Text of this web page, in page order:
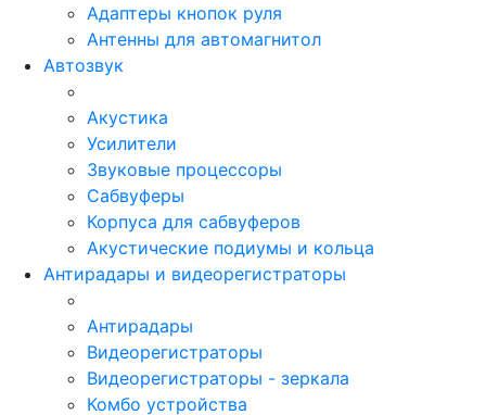
Адаптеры кнопок руля
Антенны для автомагнитол
Автозвук
Акустика
Усилители
Звуковые процессоры
Сабвуферы
Корпуса для сабвуферов
Акустические подиумы и кольца
Антирадары и видеорегистраторы
Антирадары
Видеорегистраторы
Видеорегистраторы - зеркала
Комбо устройства